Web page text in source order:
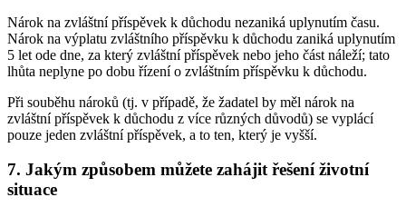
Nárok na zvláštní příspěvek k důchodu nezaniká uplynutím času.
Nárok na výplatu zvláštního příspěvku k důchodu zaniká uplynutím
5 let ode dne, za který zvláštní příspěvek nebo jeho část náleží; tato
lhůta neplyne po dobu řízení o zvláštním příspěvku k důchodu.
Při souběhu nároků (tj. v případě, že žadatel by měl nárok na
zvláštní příspěvek k důchodu z více různých důvodů) se vyplácí
pouze jeden zvláštní příspěvek, a to ten, který je vyšší.
7. Jakým způsobem můžete zahájit řešení životní
situace